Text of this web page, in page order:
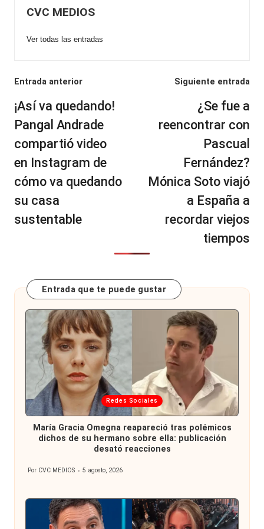
CVC MEDIOS
Ver todas las entradas
Navegación
de
entradas
Entrada anterior
¡Así va quedando!
Pangal Andrade
compartió video
en Instagram de
cómo va quedando
su casa
sustentable
Siguiente entrada
¿Se fue a
reencontrar con
Pascual
Fernández?
Mónica Soto viajó
a España a
recordar viejos
tiempos
Entrada que te puede gustar
Publicada
en
Redes Sociales
María Gracia Omegna reapareció tras polémicos
dichos de su hermano sobre ella: publicación
desató reacciones
Publicado
Por CVC MEDIOS 5 agosto, 2026